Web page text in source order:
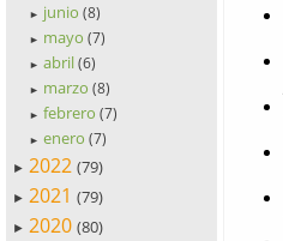
► junio (8)
► mayo (7)
► abril (6)
► marzo (8)
► febrero (7)
► enero (7)
► 2022 (79)
► 2021 (79)
► 2020 (80)